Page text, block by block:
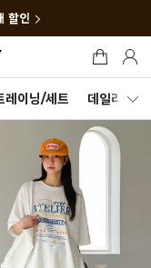
할인
레이닝/세트 데일리세트